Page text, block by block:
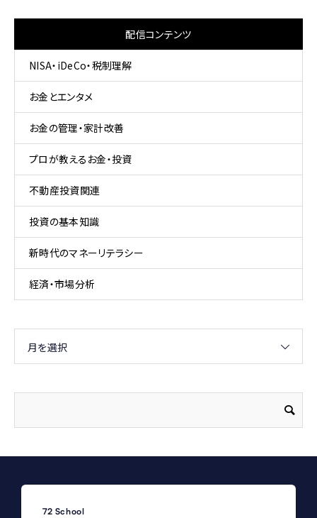
配信コンテンツ
NISA・iDeCo・税制理解
お金とエンタメ
お金の管理・家計改善
プロが教えるお金・投資
不動産投資関連
投資の基本知識
新時代のマネーリテラシー
経済・市場分析
月を選択
72 School